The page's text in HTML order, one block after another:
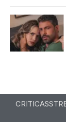
CRITICAS